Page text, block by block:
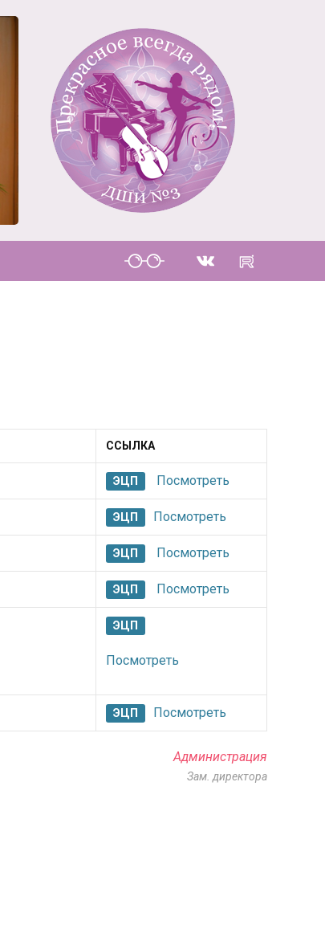
ССЫЛКА
ЭЦП Посмотреть
ЭЦП Посмотреть
ЭЦП Посмотреть
ЭЦП Посмотреть
ЭЦП
Посмотреть
ЭЦП Посмотреть
Администрация
Зам. директора